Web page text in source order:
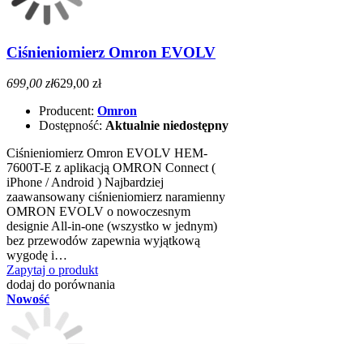
Ciśnieniomierz Omron EVOLV
699,00 zł629,00 zł
Producent: Omron
Dostępność: Aktualnie niedostępny
Ciśnieniomierz Omron EVOLV HEM-
7600T-E z aplikacją OMRON Connect (
iPhone / Android ) Najbardziej
zaawansowany ciśnieniomierz naramienny
OMRON EVOLV o nowoczesnym
designie All-in-one (wszystko w jednym)
bez przewodów zapewnia wyjątkową
wygodę i…
Zapytaj o produkt
dodaj do porównania
Nowość